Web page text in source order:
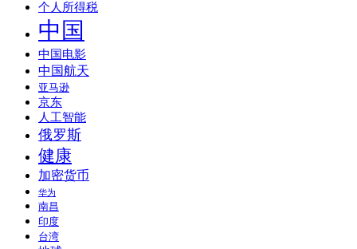
个人所得税
中国
中国电影
中国航天
亚马逊
京东
人工智能
俄罗斯
健康
加密货币
华为
南昌
印度
台湾